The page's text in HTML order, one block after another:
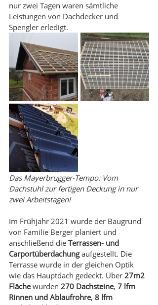
nur zwei Tagen waren sämtliche
Leistungen von Dachdecker und
Spengler erledigt.
Das Mayerbrugger-Tempo: Vom
Dachstuhl zur fertigen Deckung in nur
zwei Arbeitstagen!
Im Frühjahr 2021 wurde der Baugrund
von Familie Berger planiert und
anschließend die Terrassen- und
Carportüberdachung aufgestellt. Die
Terrasse wurde in der gleichen Optik
wie das Hauptdach gedeckt. Über 27m2
Fläche wurden 270 Dachsteine, 7 lfm
Rinnen und Ablaufrohre, 8 lfm